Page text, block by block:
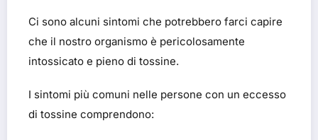
Ci sono alcuni sintomi che potrebbero farci capire
che il nostro organismo è pericolosamente
intossicato e pieno di tossine.
I sintomi più comuni nelle persone con un eccesso
di tossine comprendono: